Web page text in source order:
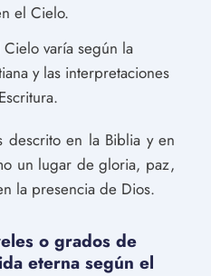
el Cielo.
varía según la
y las interpretaciones
descrito en la Biblia y en
un lugar de gloria, paz,
la presencia de Dios.
o grados de
eterna según el